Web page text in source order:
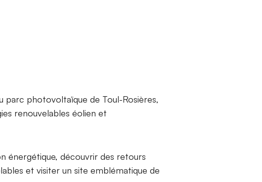
parc photovoltaïque de Toul-Rosières,
renouvelables éolien et
énergétique, découvrir des retours
et visiter un site emblématique de